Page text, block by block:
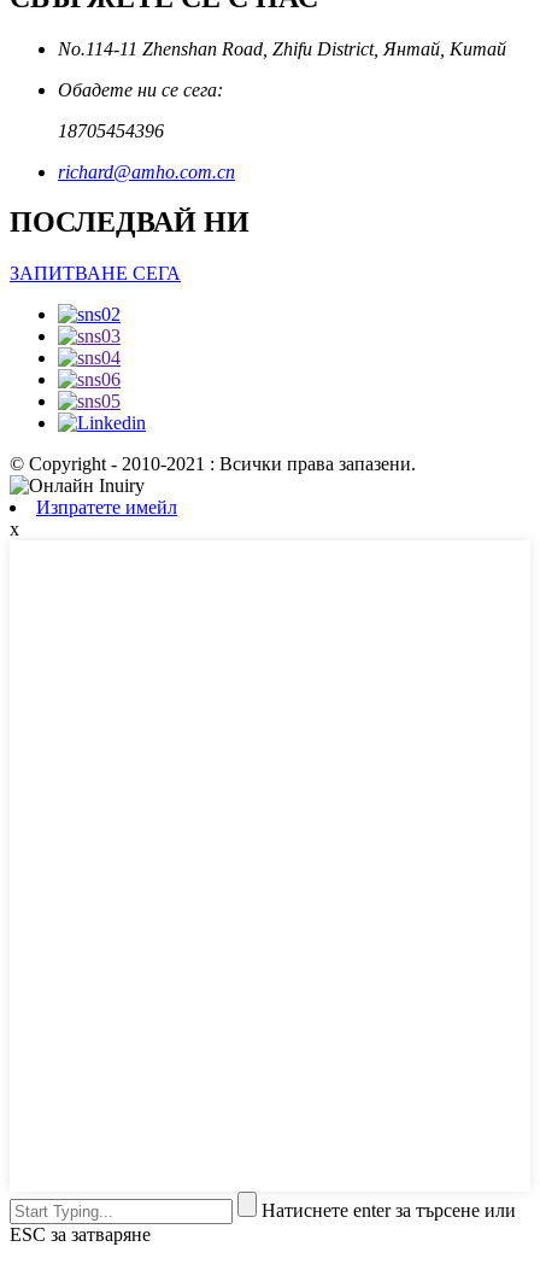
No.114-11 Zhenshan Road, Zhifu District, Янтай, Китай
Обадете ни се сега:
18705454396
richard@amho.com.cn
ПОСЛЕДВАЙ НИ
ЗАПИТВАНЕ СЕГА
© Copyright - 2010-2021 : Всички права запазени.
Изпратете имейл
x
Натиснете enter за търсене или
ESC за затваряне